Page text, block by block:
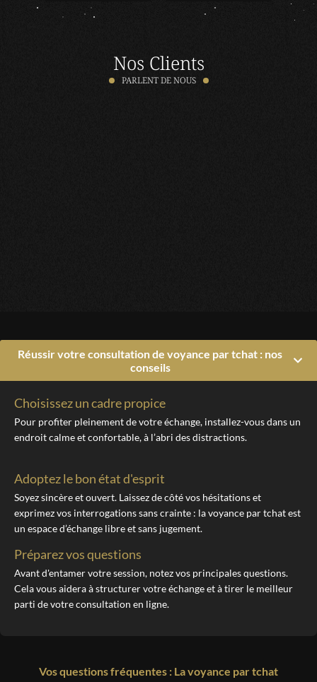
Nos Clients
PARLENT DE NOUS
Réussir votre consultation de voyance par tchat : nos
conseils
Choisissez un cadre propice
Pour profiter pleinement de votre échange, installez-vous dans un
endroit calme et confortable, à l’abri des distractions.
Adoptez le bon état d'esprit
Soyez sincère et ouvert. Laissez de côté vos hésitations et
exprimez vos interrogations sans crainte : la voyance par tchat est
un espace d’échange libre et sans jugement.
Préparez vos questions
Avant d'entamer votre session, notez vos principales questions.
Cela vous aidera à structurer votre échange et à tirer le meilleur
parti de votre consultation en ligne.
Vos questions fréquentes : La voyance par tchat